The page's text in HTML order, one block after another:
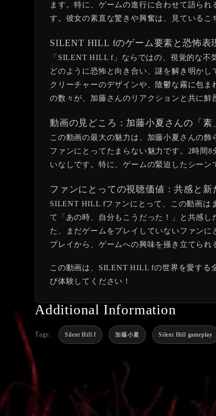
ます。特に、ゲームの進行に合わせて語ら
す。彼女の素直な驚きや興奮は、見ているこ
SILENT HILL fのゲーム要素と恐怖表
「SILENT HILL f」ならではの、視覚的な
どのように恐怖と向き合い、謎を解き明か
クリーチャーのデザインや、陰鬱な霧に包
の数々が、加藤さんのリアクションと共に鮮
動画の見どころ：加藤小夏さんの「
この動画の最大の魅力は、加藤小夏さんの
ファンにとってたまらない魅力です。2時間
いなしです。特に、ゲームの緊迫したシー
ファンにとっての視聴価値：共感と新
SILENT HILL fファンにとって、この動画は
て「あの時、自分もこうだった！」と共感
た、まだゲームをプレイしていないファン
プレイから、ゲームへの興味を掻き立てられ
この動画は、SILENT HILL fの世界を愛する
び体験してください！
Additional Information
Tags: Silent Hill f 加藤小夏 Silent Hill gameplay